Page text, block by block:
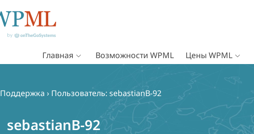
Главная Возможности WPML Цены WPML
Поддержка › Пользователь: sebastianB-92
sebastianB-92